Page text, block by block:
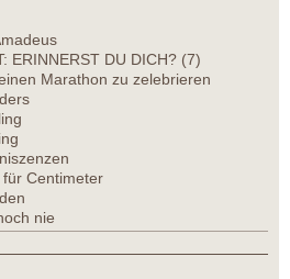
ERINNERST DU DICH? (7)
Marathon zu zelebrieren
Centimeter
nie